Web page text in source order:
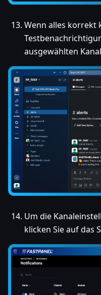
Wenn alles
ausgewählten
Um die
klicken Sie auf das